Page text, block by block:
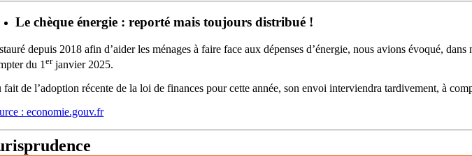
Le chèque énergie : reporté mais toujours distribué !
depuis 2018 afin d’aider les ménages à faire face aux dépenses d’énergie, nous avions évoqué,
du 1erjanvier 2025.
fait de l’adoption récente de la loi de finances pour cette année, son envoi interviendra tardivement, à
: economie.gouv.fr